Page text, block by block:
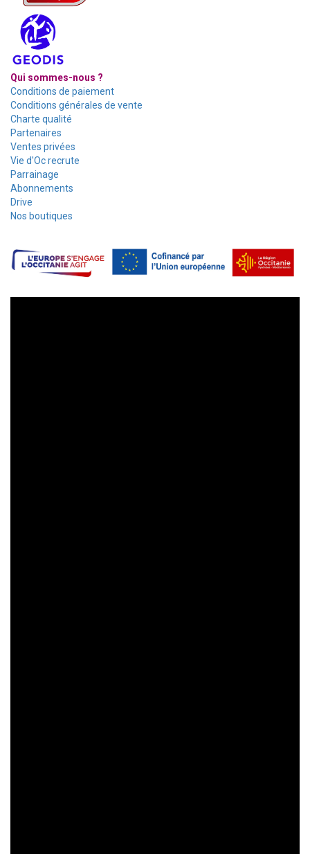
Qui sommes-nous ?
Conditions de paiement
Conditions générales de vente
Charte qualité
Partenaires
Ventes privées
Vie d'Oc recrute
Parrainage
Abonnements
Drive
Nos boutiques